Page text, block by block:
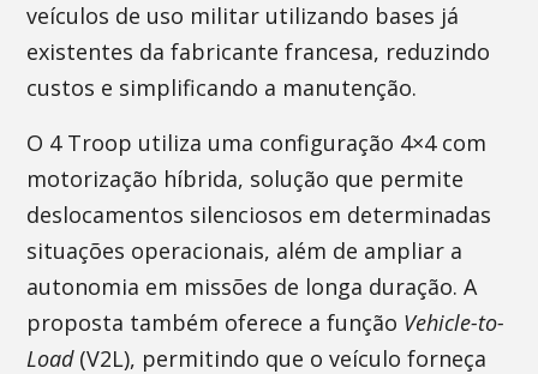
veículos de uso militar utilizando bases já
existentes da fabricante francesa, reduzindo
custos e simplificando a manutenção.
O 4 Troop utiliza uma configuração 4×4 com
motorização híbrida, solução que permite
deslocamentos silenciosos em determinadas
situações operacionais, além de ampliar a
autonomia em missões de longa duração. A
proposta também oferece a função Vehicle-to-
Load(V2L), permitindo que o veículo forneça